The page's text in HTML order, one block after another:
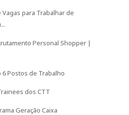
Vagas para Trabalhar de
Personal Shopper |
6 Postos de Trabalho
dos CTT
Geração Caixa